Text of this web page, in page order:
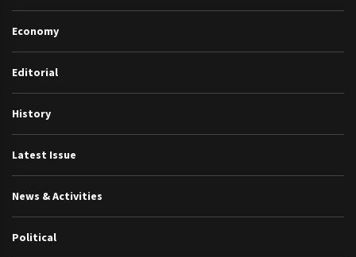
Economy
Editorial
History
Latest Issue
News & Activities
Political